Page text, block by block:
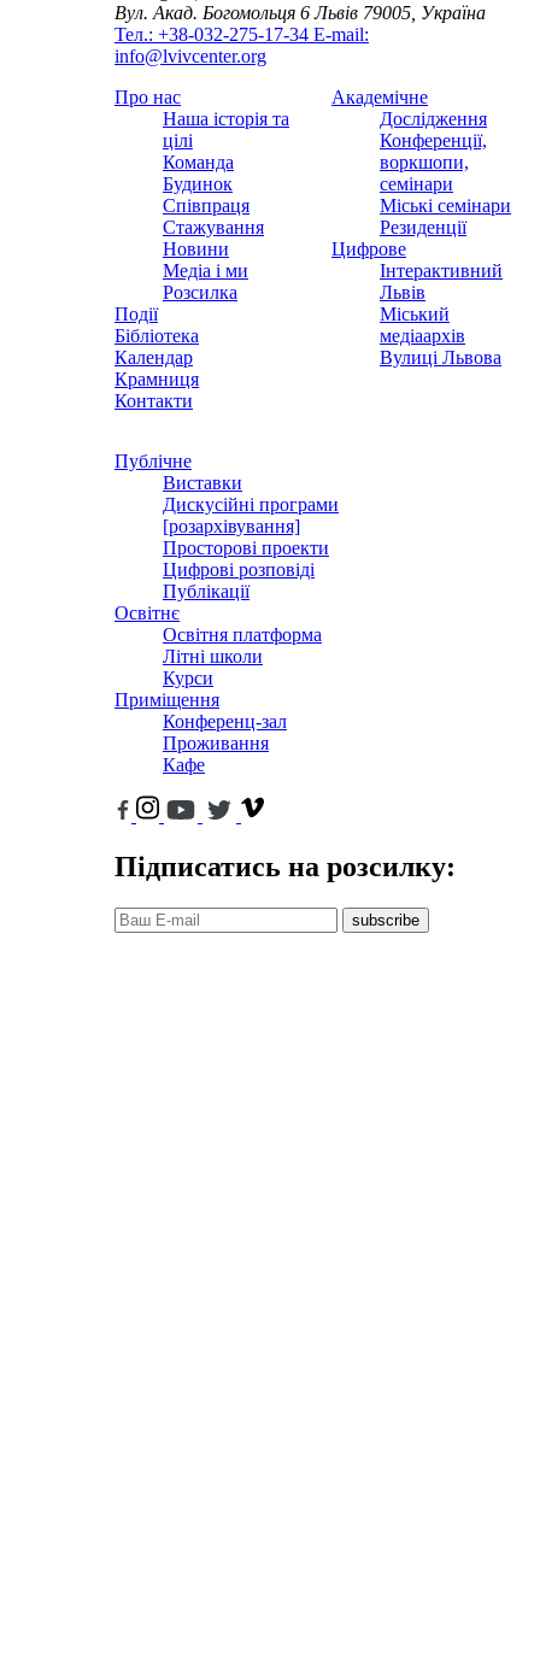
Вул. Акад. Богомольця 6Львів 79005, Україна
Тел.: +38-032-275-17-34 E-mail:
info@lvivcenter.org
Про нас
Наша історія та
цілі
Команда
Будинок
Співпраця
Стажування
Новини
Медіа і ми
Розсилка
Події
Бібліотека
Календар
Крамниця
Контакти
Академічне
Дослідження
Конференції,
воркшопи,
семінари
Міські семінари
Резиденції
Цифрове
Інтерактивний
Львів
Міський
медіаархів
Вулиці Львова
Публічне
Виставки
Дискусійні програми
[розархівування]
Просторові проекти
Цифрові розповіді
Публікації
Освітнє
Освітня платформа
Літні школи
Курси
Приміщення
Конференц-зал
Проживання
Кафе
Підписатись на розсилку:
subscribe